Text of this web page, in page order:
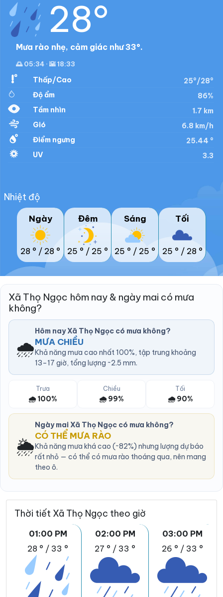
28°
Mưa rào nhẹ, cảm giác như 33°.
🌅 05:34 · 🌇 18:33
Thấp/Cao
25°/28°
Độ ẩm
86%
Tầm nhìn
1.7 km
Gió
6.8 km/h
Điểm ngưng
25.44 °
UV
3.3
Nhiệt độ
Ngày
28 ° / 28 °
Đêm
25 ° / 25 °
Sáng
25 ° / 25 °
Tối
25 ° / 28 °
Xã Thọ Ngọc hôm nay & ngày mai có mưa
không?
🌧️
Hôm nay Xã Thọ Ngọc có mưa không?
MƯA CHIỀU
Khả năng mưa cao nhất 100%, tập trung khoảng
13–17 giờ, tổng lượng ~2.5 mm.
Trưa
🌧️ 100%
Chiều
🌧️ 99%
Tối
🌧️ 90%
🌦️
Ngày mai Xã Thọ Ngọc có mưa không?
CÓ THỂ MƯA RÀO
Khả năng mưa khá cao (~82%) nhưng lượng dự báo
rất nhỏ — có thể có mưa rào thoáng qua, nên mang
theo ô.
Thời tiết Xã Thọ Ngọc theo giờ
01:00 PM
28 ° / 33 °
02:00 PM
27 ° / 33 °
03:00 PM
26 ° / 33 °